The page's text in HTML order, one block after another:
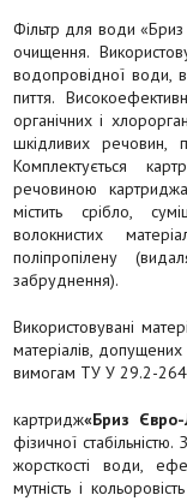
Фільтр для води
очищення.
водопровідної води,
пиття.
органічних і
шкідливих речовин,
Комплектується
речовиною
містить срібло,
волокнистих
поліпропілену
забруднення).
Використовувані
матеріалів,
вимогам ТУ У 29.2-
картридж«Бриз
фізичної
жорсткості води,
мутність і